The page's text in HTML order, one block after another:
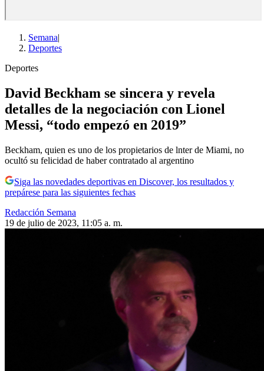
Semana|
Deportes
Deportes
David Beckham se sincera y revela
detalles de la negociación con Lionel
Messi, “todo empezó en 2019”
Beckham, quien es uno de los propietarios de lnter de Miami, no
ocultó su felicidad de haber contratado al argentino
Siga las novedades deportivas en Discover, los resultados y
prepárese para las siguientes fechas
Redacción Semana
19 de julio de 2023, 11:05 a. m.